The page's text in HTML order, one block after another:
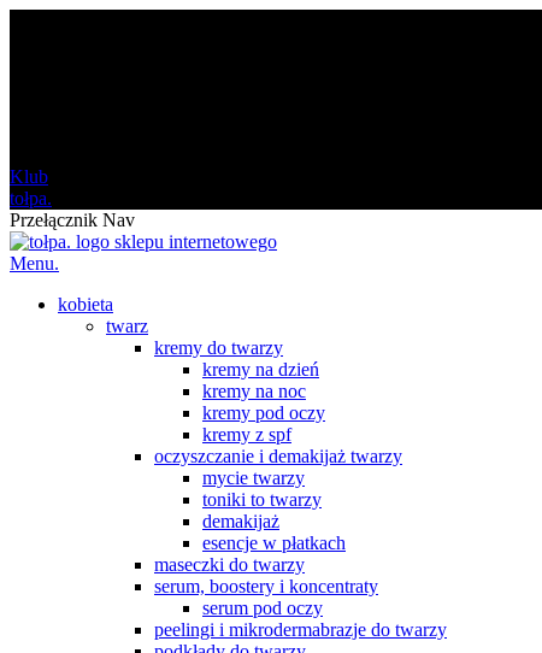
Klub
tołpa.
Przełącznik Nav
Menu.
kobieta
twarz
kremy do twarzy
kremy na dzień
kremy na noc
kremy pod oczy
kremy z spf
oczyszczanie i demakijaż twarzy
mycie twarzy
toniki to twarzy
demakijaż
esencje w płatkach
maseczki do twarzy
serum, boostery i koncentraty
serum pod oczy
peelingi i mikrodermabrazje do twarzy